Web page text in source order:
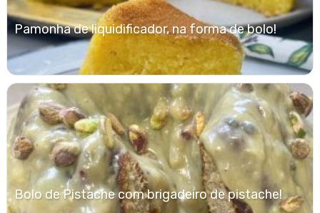
Pamonha de liquidificador, na forma de bolo!
Bolo de Pistache com brigadeiro de pistache!